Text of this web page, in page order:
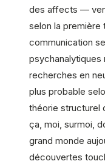
des affects —
selon la
communication
psychanalytiques
recherches en
plus probable
théorie structurel
ça, moi, surmoi,
grand monde
découvertes